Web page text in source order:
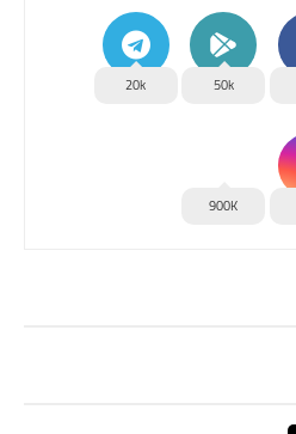
50k
20k
900K